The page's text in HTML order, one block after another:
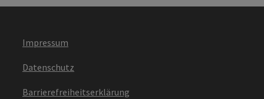
Impressum
Datenschutz
Barrierefreiheitserklärung